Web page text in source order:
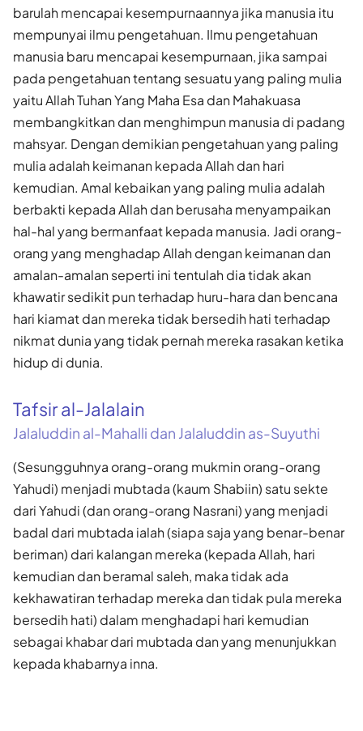
barulah mencapai kesempurnaannya jika manusia itu
mempunyai ilmu pengetahuan. Ilmu pengetahuan
manusia baru mencapai kesempurnaan, jika sampai
pada pengetahuan tentang sesuatu yang paling mulia
yaitu Allah Tuhan Yang Maha Esa dan Mahakuasa
membangkitkan dan menghimpun manusia di padang
mahsyar. Dengan demikian pengetahuan yang paling
mulia adalah keimanan kepada Allah dan hari
kemudian. Amal kebaikan yang paling mulia adalah
berbakti kepada Allah dan berusaha menyampaikan
hal-hal yang bermanfaat kepada manusia. Jadi orang-
orang yang menghadap Allah dengan keimanan dan
amalan-amalan seperti ini tentulah dia tidak akan
khawatir sedikit pun terhadap huru-hara dan bencana
hari kiamat dan mereka tidak bersedih hati terhadap
nikmat dunia yang tidak pernah mereka rasakan ketika
hidup di dunia.
Tafsir al-Jalalain
Jalaluddin al-Mahalli dan Jalaluddin as-Suyuthi
(Sesungguhnya orang-orang mukmin orang-orang
Yahudi) menjadi mubtada (kaum Shabiin) satu sekte
dari Yahudi (dan orang-orang Nasrani) yang menjadi
badal dari mubtada ialah (siapa saja yang benar-benar
beriman) dari kalangan mereka (kepada Allah, hari
kemudian dan beramal saleh, maka tidak ada
kekhawatiran terhadap mereka dan tidak pula mereka
bersedih hati) dalam menghadapi hari kemudian
sebagai khabar dari mubtada dan yang menunjukkan
kepada khabarnya inna.